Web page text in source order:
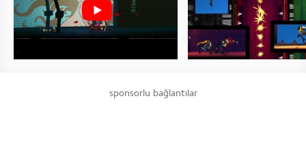
sponsorlu bağlantılar